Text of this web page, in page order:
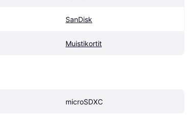
SanDisk
Muistikortit
microSDXC